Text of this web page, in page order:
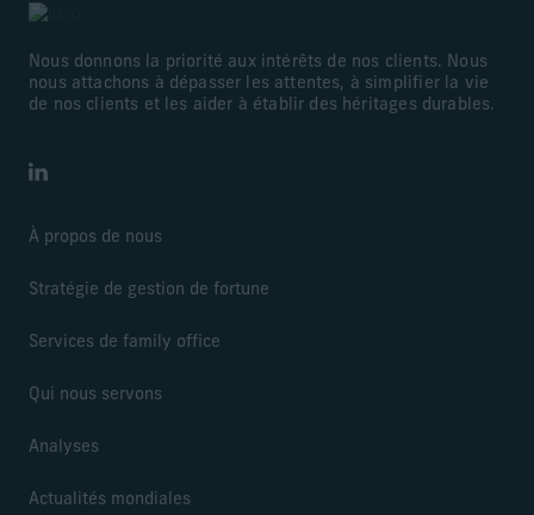
Nous donnons la priorité aux intérêts de nos clients. Nous
nous attachons à dépasser les attentes, à simplifier la vie
de nos clients et les aider à établir des héritages durables.
LinkedIn
À propos de nous
Stratégie de gestion de fortune
Services de family office
Qui nous servons
Analyses
Actualités mondiales